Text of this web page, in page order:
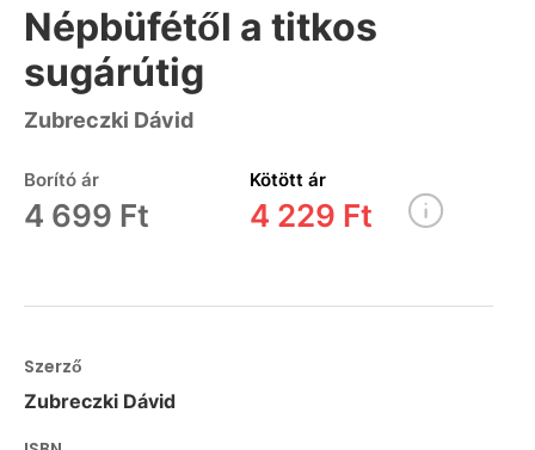
Népbüfétől a titkos
sugárútig
Zubreczki Dávid
Borító ár
4 699 Ft
Kötött ár
4 229 Ft
Szerző
Zubreczki Dávid